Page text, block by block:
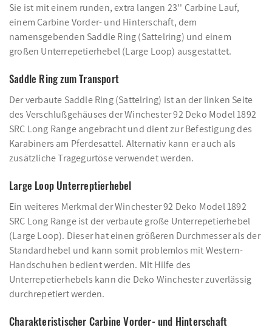
Sie ist mit einem runden, extra langen 23'' Carbine Lauf,
einem Carbine Vorder- und Hinterschaft, dem
namensgebenden Saddle Ring (Sattelring) und einem
großen Unterrepetierhebel (Large Loop) ausgestattet.
Saddle Ring zum Transport
Der verbaute Saddle Ring (Sattelring) ist an der linken Seite
des Verschlußgehäuses der Winchester 92 Deko Model 1892
SRC Long Range angebracht und dient zur Befestigung des
Karabiners am Pferdesattel. Alternativ kann er auch als
zusätzliche Tragegurtöse verwendet werden.
Large Loop Unterreptierhebel
Ein weiteres Merkmal der Winchester 92 Deko Model 1892
SRC Long Range ist der verbaute große Unterrepetierhebel
(Large Loop). Dieser hat einen größeren Durchmesser als der
Standardhebel und kann somit problemlos mit Western-
Handschuhen bedient werden. Mit Hilfe des
Unterrepetierhebels kann die Deko Winchester zuverlässig
durchrepetiert werden.
Charakteristischer Carbine Vorder- und Hinterschaft